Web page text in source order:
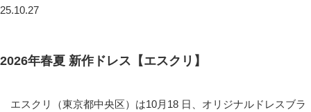
25.10.27
2026年春夏 新作ドレス【エスクリ】
エスクリ（東京都中央区）は10月18 日、オリジナルドレスブラ